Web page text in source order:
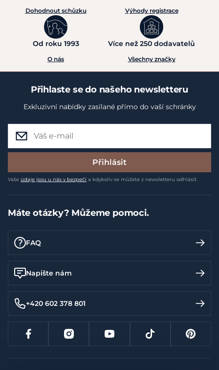
Dohodnout schůzku Výhody registrace
Od roku 1993
O nás
Více než 250 dodavatelů
Všechny značky
Přihlaste se do našeho newsletteru
Exkluzivní nabídky zasílané přímo do vaší schránky
Přihlásit
Vaše údaje jsou u nás v bezpečí a kdykoliv se můžete z newsletteru odhlásit.
Máte otázky? Můžeme pomoci.
FAQ
Napište nám
+420 602 378 801